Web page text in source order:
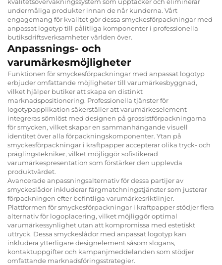
undermåliga produkter innan de når kunderna. Vårt
engagemang för kvalitet gör dessa smyckesförpackningar med
anpassat logotyp till pålitliga komponenter i professionella
butiksdriftsverksamheter världen över.
Anpassnings- och
varumärkesmöjligheter
Funktionen för smyckesförpackningar med anpassat logotyp
erbjuder omfattande möjligheter till varumärkesbyggnad,
vilket hjälper butiker att skapa en distinkt
marknadspositionering. Professionella tjänster för
logotypapplikation säkerställer att varumärkeselement
integreras sömlöst med designen på grossistförpackningarna
för smycken, vilket skapar en sammanhängande visuell
identitet över alla förpackningskomponenter. Ytan på
smyckesförpackningar i kraftpapper accepterar olika tryck- och
präglingstekniker, vilket möjliggör sofistikerad
varumärkespresentation som förstärker den upplevda
produktvärdet.
Avancerade anpassningsalternativ för dessa partijer av
smyckeslådor inkluderar färgmatchningstjänster som justerar
förpackningen efter befintliga varumärkesriktlinjer.
Plattformen för smyckesförpackningar i kraftpapper stödjer flera
alternativ för logoplacering, vilket möjliggör optimal
varumärkessynlighet utan att kompromissa med estetiskt
uttryck. Dessa smyckeslådor med anpassat logotyp kan
inkludera ytterligare designelement såsom slogans,
kontaktuppgifter och kampanjmeddelanden som stödjer
omfattande marknadsföringsstrategier.